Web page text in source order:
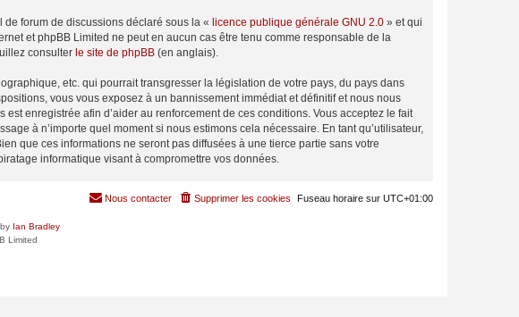
forum de discussions déclaré sous la « licence publique générale GNU 2.0 » et qui
et phpBB Limited ne peut en aucun cas être tenu comme responsable de la
consulter le site de phpBB (en anglais).
etc. qui pourrait transgresser la législation de votre pays, du pays dans
vous vous exposez à un bannissement immédiat et définitif et nous nous
enregistrée afin d’aider au renforcement de ces conditions. Vous acceptez le fait
à n’importe quel moment si nous estimons cela nécessaire. En tant qu’utilisateur,
que ces informations ne seront pas diffusées à une tierce partie sans votre
informatique visant à compromettre vos données.
Fuseau horaire sur UTC+01:00
Supprimer les cookies
Nous contacter
Ian Bradley
Limited